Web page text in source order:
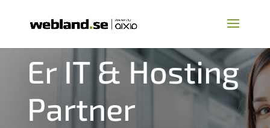
Er IT & Hosting
Partner